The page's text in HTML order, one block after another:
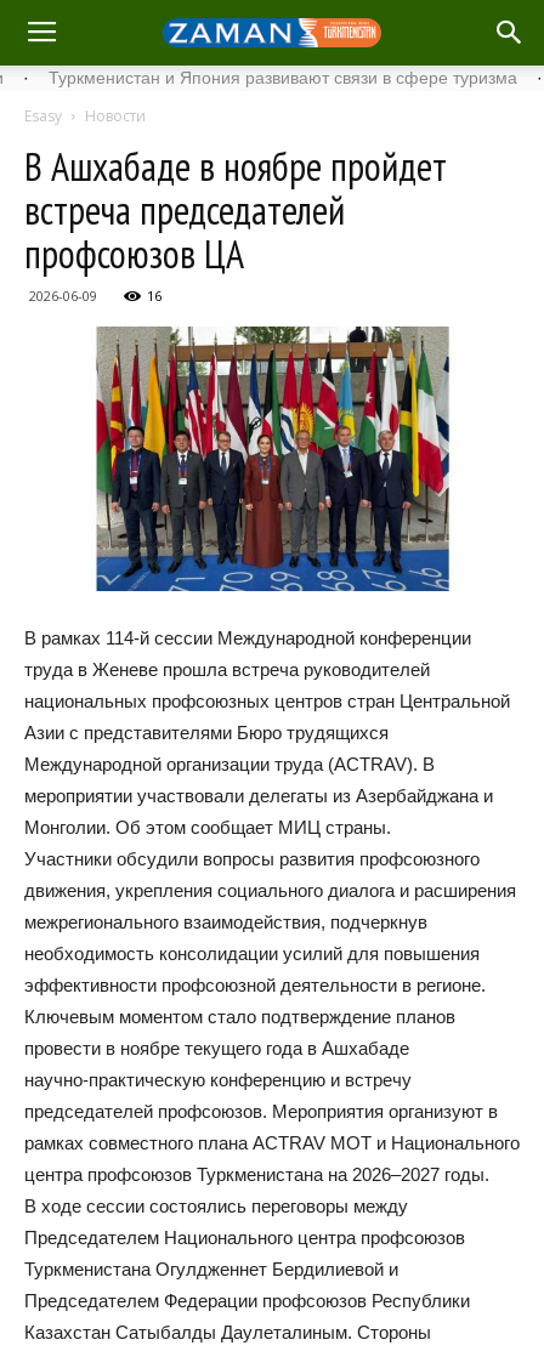
и Япония развивают связи в сфере туризма ·
Esasy Новости
В Ашхабаде в ноябре пройдет
встреча председателей
профсоюзов ЦА
2026-06-09 16
В рамках 114‑й сессии Международной конференции
труда в Женеве прошла встреча руководителей
национальных профсоюзных центров стран Центральной
Азии с представителями Бюро трудящихся
Международной организации труда (ACTRAV). В
мероприятии участвовали делегаты из Азербайджана и
Монголии. Об этом сообщает МИЦ страны.
Участники обсудили вопросы развития профсоюзного
движения, укрепления социального диалога и расширения
межрегионального взаимодействия, подчеркнув
необходимость консолидации усилий для повышения
эффективности профсоюзной деятельности в регионе.
Ключевым моментом стало подтверждение планов
провести в ноябре текущего года в Ашхабаде
научно‑практическую конференцию и встречу
председателей профсоюзов. Мероприятия организуют в
рамках совместного плана ACTRAV МОТ и Национального
центра профсоюзов Туркменистана на 2026–2027 годы.
В ходе сессии состоялись переговоры между
Председателем Национального центра профсоюзов
Туркменистана Огулдженнет Бердилиевой и
Председателем Федерации профсоюзов Республики
Казахстан Сатыбалды Даулеталиным. Стороны